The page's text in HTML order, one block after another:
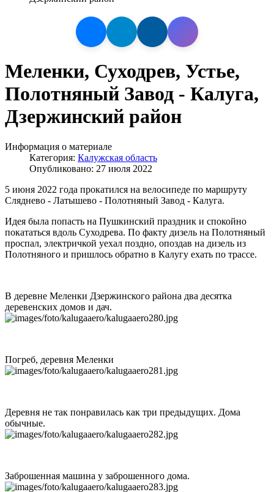
Меленки, Суходрев, Устье,
Полотняный Завод - Калуга,
Дзержинский район
Информация о материале
Категория: Калужская область
Опубликовано: 27 июля 2022
5 июня 2022 года прокатился на велосипеде по маршруту
Сляднево - Латышево - Полотняный Завод - Калуга.
Идея была попасть на Пушкинский праздник и спокойно
покататься вдоль Суходрева. По факту дизель на Полотняный
проспал, электричкой уехал поздно, опоздав на дизель из
Полотняного и пришлось обратно в Калугу ехать по трассе.
В деревне Меленки Дзержинского района два десятка
деревенских домов и дач.
Погреб, деревня Меленки
Деревня не так понравилась как три предыдущих. Дома
обычные.
Заброшенная машина у заброшенного дома.